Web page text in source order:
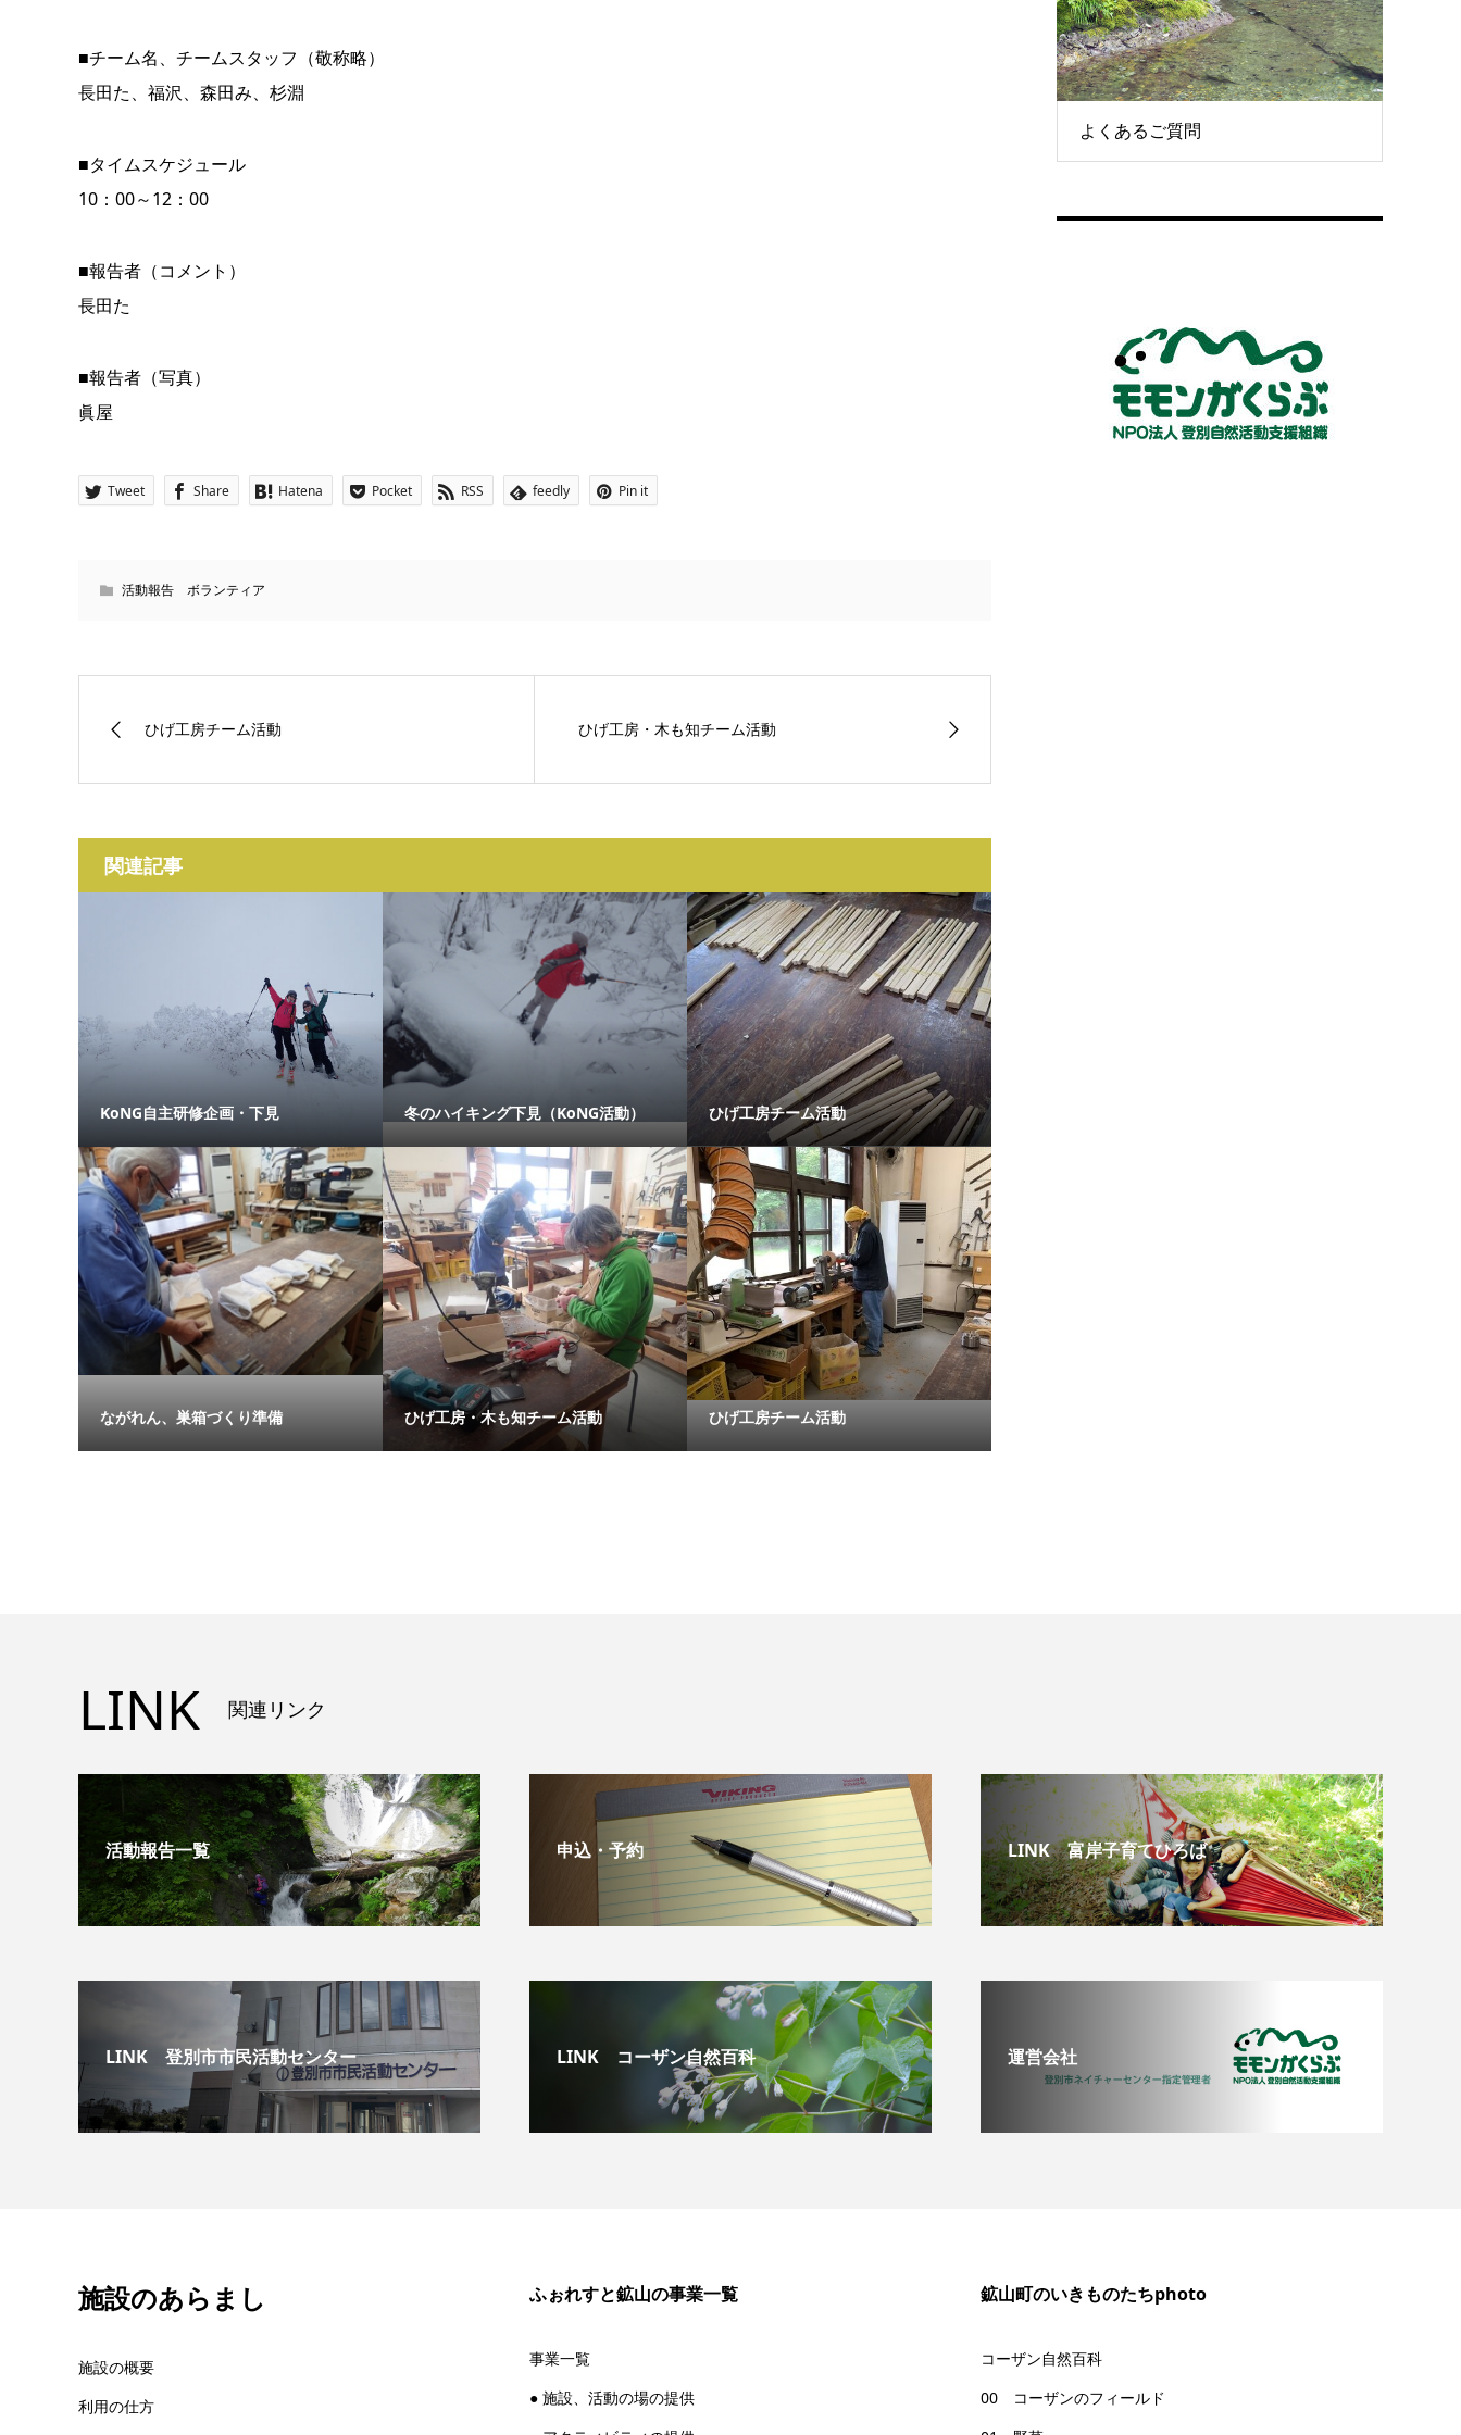
■チーム名、チームスタッフ（敬称略）
長田た、福沢、森田み、杉淵
■タイムスケジュール
10：00～12：00
■報告者（コメント）
長田た
■報告者（写真）
眞屋
Tweet Share Hatena Pocket RSS feedly Pin it
活動報告 ボランティア
ひげ工房チーム活動 ひげ工房・木も知チーム活動
関連記事
KoNG自主研修企画・下見 冬のハイキング下見（KoNG活動） ひげ工房チーム活動
ながれん、巣箱づくり準備 ひげ工房・木も知チーム活動 ひげ工房チーム活動
よくあるご質問
LINK 関連リンク
活動報告一覧 申込・予約 LINK 富岸子育てひろば
LINK 登別市市民活動センター LINK コーザン自然百科 運営会社
施設のあらまし
施設の概要
利用の仕方
ふぉれすと鉱山の事業一覧
事業一覧
● 施設、活動の場の提供
鉱山町のいきものたちphoto
コーザン自然百科
00 コーザンのフィールド